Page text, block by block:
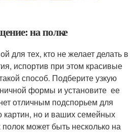
на полке
для тех, кто не желает делать в
испортив при этом красивые
способ. Подберите узкую
формы и установите ее
отличным подспорьем для
картин, но и ваших семейных
может быть несколько на